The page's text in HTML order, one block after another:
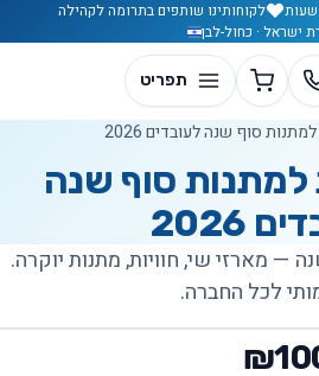
לקוחותינו שותפים בתרומה לקהילה
ישראל · כחול-לבן
למתנות סוף שנה
2026
— מארזי שי, חוויות, מתנות יוקרה.
לכל החברה.